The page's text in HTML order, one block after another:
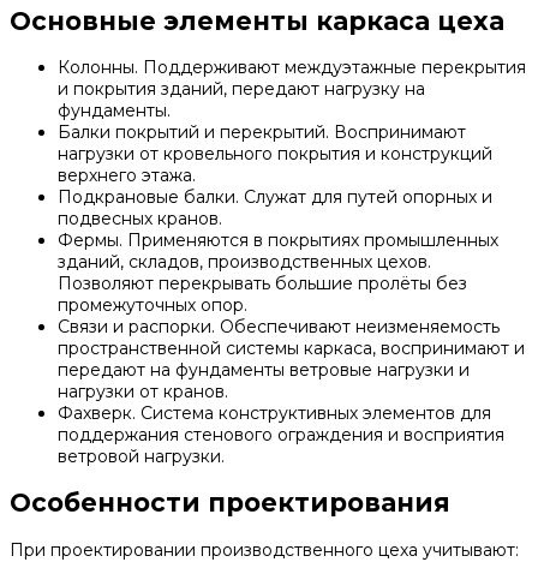
Основные элементы каркаса цеха
Колонны. Поддерживают междуэтажные перекрытия
и покрытия зданий, передают нагрузку на
фундаменты.
Балки покрытий и перекрытий. Воспринимают
нагрузки от кровельного покрытия и конструкций
верхнего этажа.
Подкрановые балки. Служат для путей опорных и
подвесных кранов.
Фермы. Применяются в покрытиях промышленных
зданий, складов, производственных цехов.
Позволяют перекрывать большие пролёты без
промежуточных опор.
Связи и распорки. Обеспечивают неизменяемость
пространственной системы каркаса, воспринимают и
передают на фундаменты ветровые нагрузки и
нагрузки от кранов.
Фахверк. Система конструктивных элементов для
поддержания стенового ограждения и восприятия
ветровой нагрузки.
Особенности проектирования
При проектировании производственного цеха учитывают: